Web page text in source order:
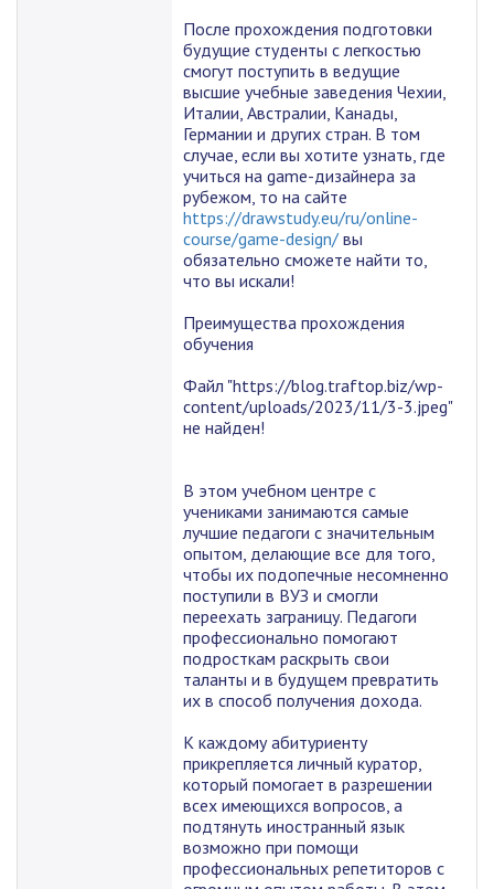
После прохождения подготовки
будущие студенты с легкостью
смогут поступить в ведущие
высшие учебные заведения Чехии,
Италии, Австралии, Канады,
Германии и других стран. В том
случае, если вы хотите узнать, где
учиться на game-дизайнера за
рубежом, то на сайте
https://drawstudy.eu/ru/online-
course/game-design/ вы
обязательно сможете найти то,
что вы искали!
Преимущества прохождения
обучения
Файл "https://blog.traftop.biz/wp-
content/uploads/2023/11/3-3.jpeg"
не найден!
В этом учебном центре с
учениками занимаются самые
лучшие педагоги с значительным
опытом, делающие все для того,
чтобы их подопечные несомненно
поступили в ВУЗ и смогли
переехать заграницу. Педагоги
профессионально помогают
подросткам раскрыть свои
таланты и в будущем превратить
их в способ получения дохода.
К каждому абитуриенту
прикрепляется личный куратор,
который помогает в разрешении
всех имеющихся вопросов, а
подтянуть иностранный язык
возможно при помощи
профессиональных репетиторов с